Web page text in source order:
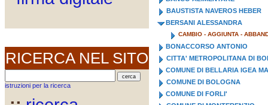
RICERCA NEL SITO
istruzioni per la ricerca
BAUSTISTA NAVEROS HEBER
BERSANI ALESSANDRA
CAMBIO - AGGIUNTA -
BONACCORSO ANTONIO
CITTA' METROPOLITANA DI
COMUNE DI BELLARIA IGEA
COMUNE DI BOLOGNA
COMUNE DI FORLI'